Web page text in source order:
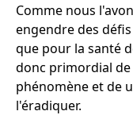
Comme nous
engendre des
que pour la santé
donc primordial
phénomène et de
l'éradiquer.